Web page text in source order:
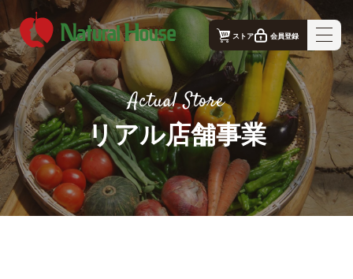
ストア 会員登録
ナチュラルハウス - 公式コーポレートサイト｜TOP
ナチュラルハウスの想い
事業概要
生産者
店舗案内
Actual Store
リアル店舗事業